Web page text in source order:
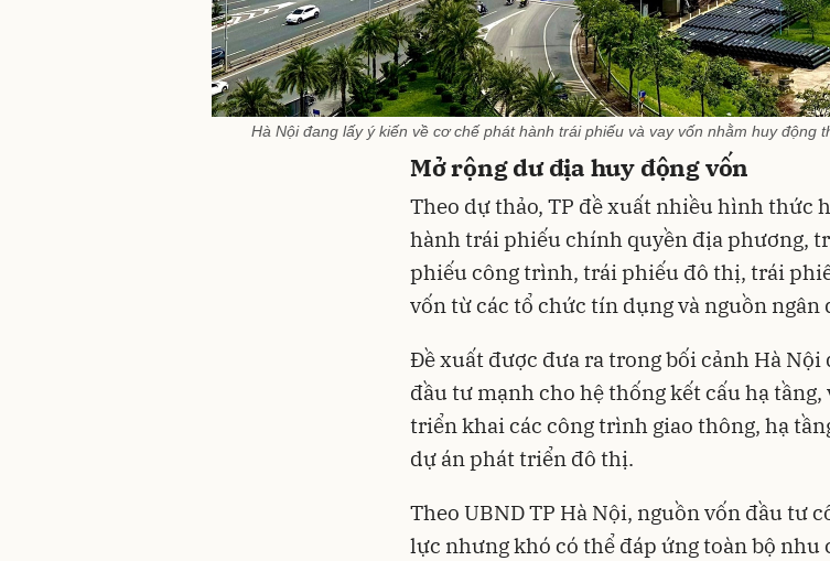
Hà Nội đang lấy ý kiến về cơ chế phát hành trái phiếu và vay vốn nhằm huy
Mở rộng dư địa huy động vốn
Theo dự thảo, TP đề xuất nhiều hình thức
hành trái phiếu chính quyền địa phương,
phiếu công trình, trái phiếu đô thị, trái
vốn từ các tổ chức tín dụng và nguồn ngân
Đề xuất được đưa ra trong bối cảnh Hà Nội
đầu tư mạnh cho hệ thống kết cấu hạ
triển khai các công trình giao thông, hạ
dự án phát triển đô thị.
Theo UBND TP Hà Nội, nguồn vốn đầu tư
lực nhưng khó có thể đáp ứng toàn bộ nhu